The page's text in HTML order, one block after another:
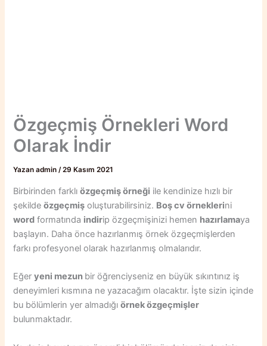
Özgeçmiş Örnekleri Word
Olarak İndir
Yazan admin/29 Kasım 2021
Birbirinden farklıözgeçmiş örneği ile kendinize hızlı bir
şekildeözgeçmiş oluşturabilirsiniz. Boş cv örneklerini
word formatında indirip özgeçmişinizi hemen hazırlamaya
başlayın. Daha önce hazırlanmış örnek özgeçmişlerden
farkı profesyonel olarak hazırlanmış olmalarıdır.
Eğeryeni mezun bir öğrenciyseniz en büyük sıkıntınız iş
deneyimleri kısmına ne yazacağım olacaktır. İşte sizin içinde
bu bölümlerin yer almadığıörnek özgeçmişler
bulunmaktadır.